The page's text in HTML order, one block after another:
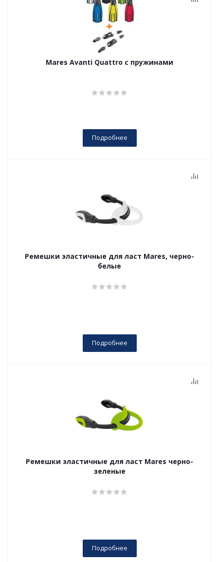
Mares Avanti Quattro с пружинами
Подробнее
Ремешки эластичные для ласт Mares, черно-
белые
Подробнее
Ремешки эластичные для ласт Mares черно-
зеленые
Подробнее